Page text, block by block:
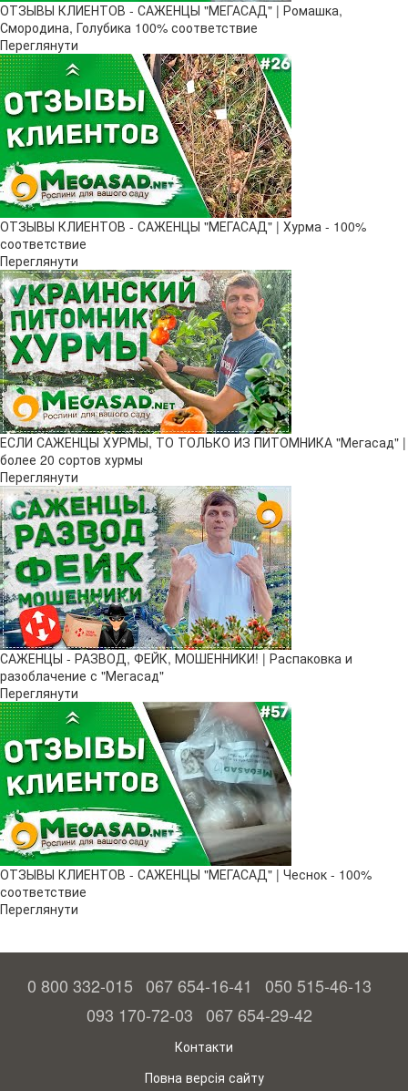
ОТЗЫВЫ КЛИЕНТОВ - САЖЕНЦЫ "МЕГАСАД" | Ромашка,
Смородина, Голубика 100% соответствие
Переглянути
ОТЗЫВЫ КЛИЕНТОВ - САЖЕНЦЫ "МЕГАСАД" | Хурма - 100%
соответствие
Переглянути
ЕСЛИ САЖЕНЦЫ ХУРМЫ, ТО ТОЛЬКО ИЗ ПИТОМНИКА "Мегасад" |
более 20 сортов хурмы
Переглянути
САЖЕНЦЫ - РАЗВОД, ФЕЙК, МОШЕННИКИ! | Распаковка и
разоблачение с "Мегасад"
Переглянути
ОТЗЫВЫ КЛИЕНТОВ - САЖЕНЦЫ "МЕГАСАД" | Чеснок - 100%
соответствие
Переглянути
0 800 332-015 067 654-16-41
050 515-46-13
093 170-72-03 067 654-29-42
Контакти
Повна версія сайту